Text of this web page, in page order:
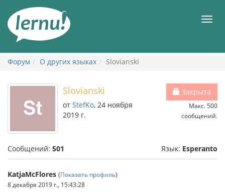
содержанию
Форум О других языках Slovianski
Закрыта
Макс. 500
сообщений.
Slovianski
от StefKo, 24 ноября
2019 г.
Сообщений: 501 Язык: Esperanto
KatjaMcFlores (Показать профиль)
8 декабря 2019 г., 15:43:28